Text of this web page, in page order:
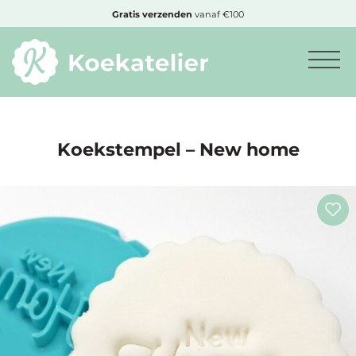
Minimum
producten
Producten
op
soort
Producten
Gratis verzenden vanaf €100
Koekstempel – New home